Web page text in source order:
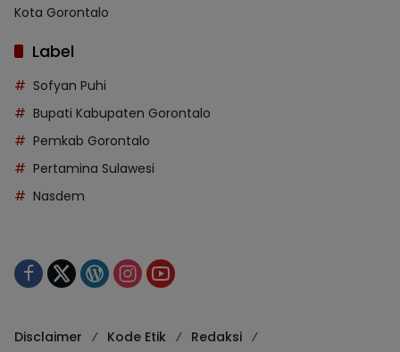
Kota Gorontalo
Label
Sofyan Puhi
Bupati Kabupaten Gorontalo
Pemkab Gorontalo
Pertamina Sulawesi
Nasdem
Disclaimer Kode Etik
Redaksi